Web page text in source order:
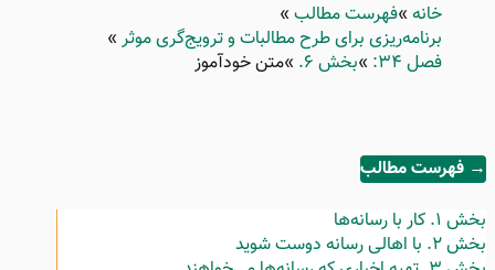
Breadcrumb
خانه فهرست مطالب
برنامه‌ریزی برای طرح مطالبات و ترویج‌گری موثر
فصل ۳۴:
بخش ۶. متن خودآموز
→ فهرست مطالب
بخش ۱.
کار با رسانه‌ها
بخش ۲.
با اهالی رسانه دوست شوید